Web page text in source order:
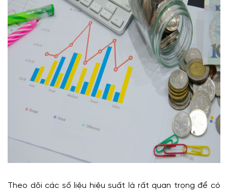
Theo dõi các số liệu hiệu suất là rất quan trọng để có